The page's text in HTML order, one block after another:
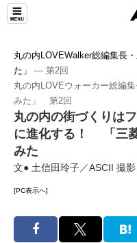
丸の内LOVEWalker総編集長
た」 ― 第2回
丸の内LOVEウォーカー総編
みた」 第2回
丸の内の街づくりは
に進化する！ 「三
みた
文● 土信田玲子／ASCII 撮
[PC表示へ]